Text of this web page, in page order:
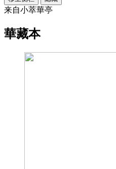
来自小萃華亭
華藏本